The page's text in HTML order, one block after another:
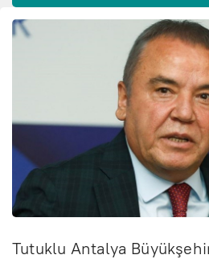
Tutuklu Antalya